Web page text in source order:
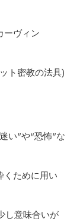
ーヴィン
ト密教の法具)
い”や“恐怖”な
くために用い
し意味合いが